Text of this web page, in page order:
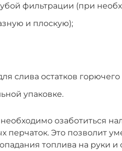
фильтрации (при
и плоскую);
слива остатков горючего
упаковке.
озаботиться
перчаток. Это позволит
топлива на руки и